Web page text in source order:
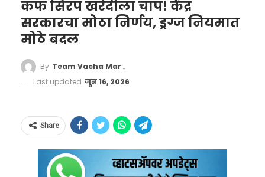
कोणतीही तिसरी व्यक्ती तक्रारीद्वारे असे करू शकते.
चुकीच्या माहितीला तोंड देण्यासाठी, एका
उपनिबंधकाला तक्रारींची पडताळणी करण्याचे काम
सोपवण्यात आले आहे.
‘वाचा मराठी’चे व्हॉट्सॲप चॅनेल येथे फॉलो करा!
कफ सिरप खरेदीला चाप! केंद्र
सरकारचा मोठा निर्णय, ड्रग्ज नियमात
मोठे बदल
By Team Vacha Marathi
Last updated जून 16, 2026
Share